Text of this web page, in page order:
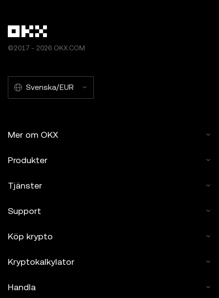
©2017 - 2026 OKX.COM
Svenska/EUR
Mer om OKX
Produkter
Tjänster
Support
Köp krypto
Kryptokalkylator
Handla